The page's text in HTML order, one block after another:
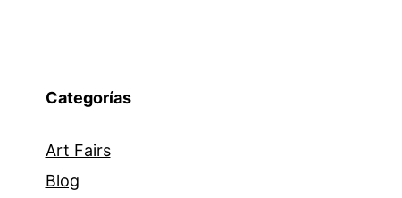
Categorías
Art Fairs
Blog